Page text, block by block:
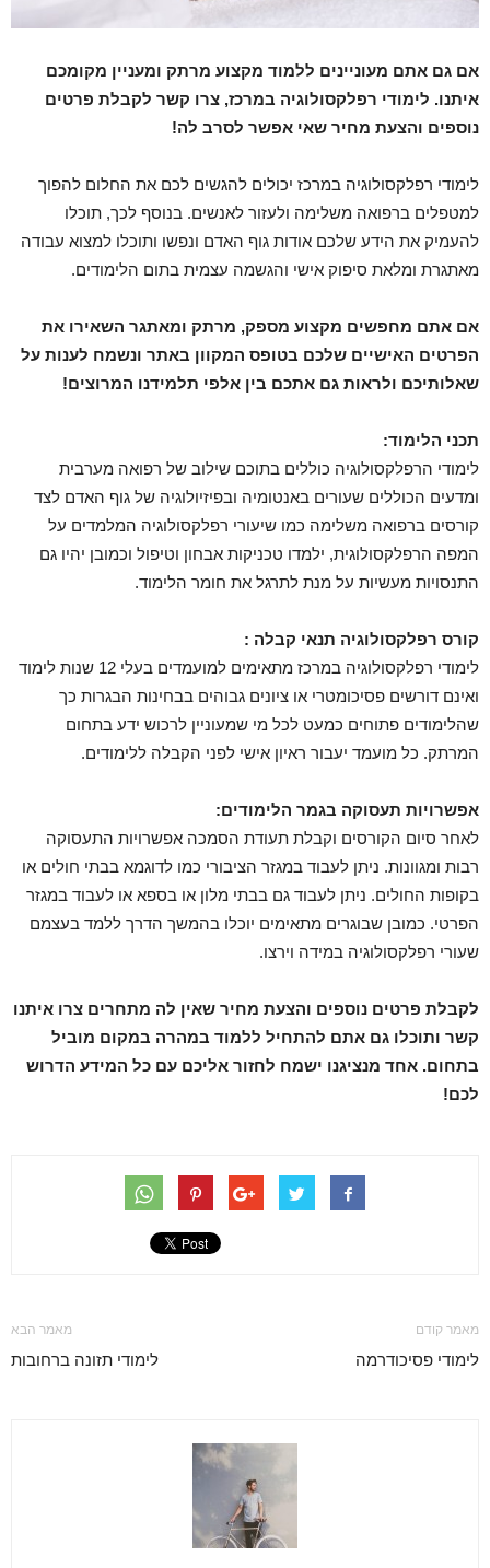
אם גם אתם מעוניינים ללמוד מקצוע מרתק ומעניין מקומכם
איתנו. לימודי רפלקסולוגיה במרכז, צרו קשר לקבלת פרטים
נוספים והצעת מחיר שאי אפשר לסרב לה!
לימודי רפלקסולוגיה במרכז יכולים להגשים לכם את החלום להפוך
למטפלים ברפואה משלימה ולעזור לאנשים. בנוסף לכך, תוכלו
להעמיק את הידע שלכם אודות גוף האדם ונפשו ותוכלו למצוא עבודה
מאתגרת ומלאת סיפוק אישי והגשמה עצמית בתום הלימודים.
אם אתם מחפשים מקצוע מספק, מרתק ומאתגר השאירו את
הפרטים האישיים שלכם בטופס המקוון באתר ונשמח לענות על
שאלותיכם ולראות גם אתכם בין אלפי תלמידנו המרוצים!
תכני הלימוד:
לימודי הרפלקסולוגיה כוללים בתוכם שילוב של רפואה מערבית
ומדעים הכוללים שעורים באנטומיה ובפיזיולוגיה של גוף האדם לצד
קורסים ברפואה משלימה כמו שיעורי רפלקסולוגיה המלמדים על
המפה הרפלקסולוגית, ילמדו טכניקות אבחון וטיפול וכמובן יהיו גם
התנסויות מעשיות על מנת לתרגל את חומר הלימוד.
קורס רפלקסולוגיה תנאי קבלה :
לימודי רפלקסולוגיה במרכז מתאימים למועמדים בעלי 12 שנות לימוד
ואינם דורשים פסיכומטרי או ציונים גבוהים בבחינות הבגרות כך
שהלימודים פתוחים כמעט לכל מי שמעוניין לרכוש ידע בתחום
המרתק. כל מועמד יעבור ראיון אישי לפני הקבלה ללימודים.
אפשרויות תעסוקה בגמר הלימודים:
לאחר סיום הקורסים וקבלת תעודת הסמכה אפשרויות התעסוקה
רבות ומגוונות. ניתן לעבוד במגזר הציבורי כמו לדוגמא בבתי חולים או
בקופות החולים. ניתן לעבוד גם בבתי מלון או בספא או לעבוד במגזר
הפרטי. כמובן שבוגרים מתאימים יוכלו בהמשך הדרך ללמד בעצמם
שעורי רפלקסולוגיה במידה וירצו.
לקבלת פרטים נוספים והצעת מחיר שאין לה מתחרים צרו איתנו
קשר ותוכלו גם אתם להתחיל ללמוד במהרה במקום מוביל
בתחום. אחד מנציגנו ישמח לחזור אליכם עם כל המידע הדרוש
לכם!
מאמר קודם
לימודי פסיכודרמה
מאמר הבא
לימודי תזונה ברחובות